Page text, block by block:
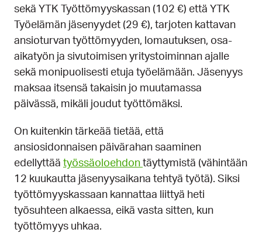
sekä YTK Työttömyyskassan (102 €) että YTK
Työelämän jäsenyydet (29 €), tarjoten kattavan
ansioturvan työttömyyden, lomautuksen, osa-
aikatyön ja sivutoimisen yritystoiminnan ajalle
sekä monipuolisesti etuja työelämään. Jäsenyys
maksaa itsensä takaisin jo muutamassa
päivässä, mikäli joudut työttömäksi.
On kuitenkin tärkeää tietää, että
ansiosidonnaisen päivärahan saaminen
edellyttää työssäoloehdon täyttymistä (vähintään
12 kuukautta jäsenyysaikana tehtyä työtä). Siksi
työttömyyskassaan kannattaa liittyä heti
työsuhteen alkaessa, eikä vasta sitten, kun
työttömyys uhkaa.